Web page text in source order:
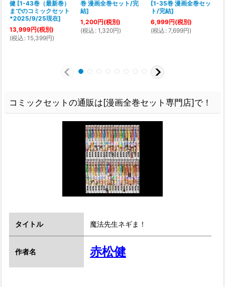
健 [1-43巻（最新巻）
までのコミックセット
*2025/9/25現在]
13,999円(税別)
(税込 : 15,399円)
巻 漫画全巻セット/完
結]
1,200円(税別)
(税込 : 1,320円)
[1-35巻 漫画全巻セッ
ト/完結]
6,999円(税別)
(税込 : 7,699円)
コミックセットの通販は[漫画全巻セット専門店]で！
タイトル 魔法先生ネギま！
作者名 赤松健